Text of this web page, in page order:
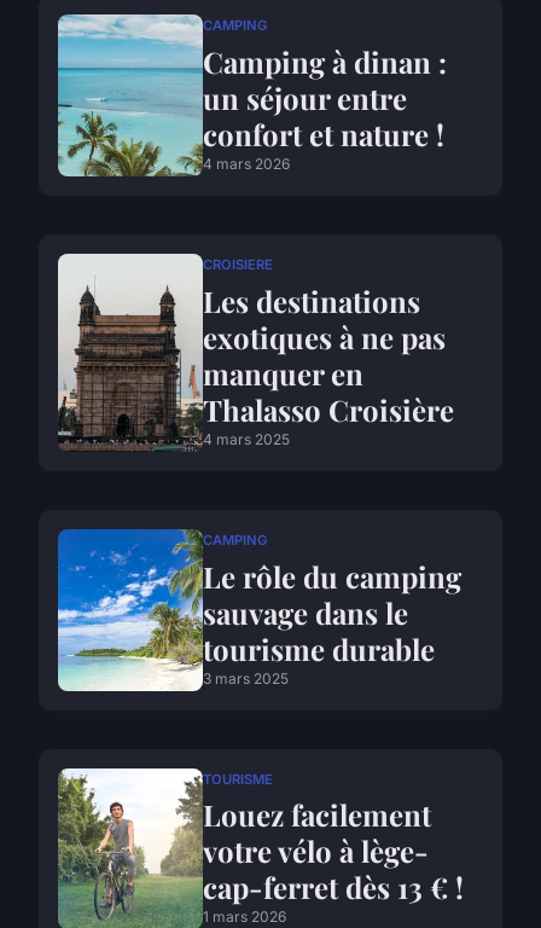
CAMPING
Camping à dinan :
un séjour entre
confort et nature !
4 mars 2026
CROISIERE
Les destinations
exotiques à ne pas
manquer en
Thalasso Croisière
4 mars 2025
CAMPING
Le rôle du camping
sauvage dans le
tourisme durable
3 mars 2025
TOURISME
Louez facilement
votre vélo à lège-
cap-ferret dès 13 € !
1 mars 2026